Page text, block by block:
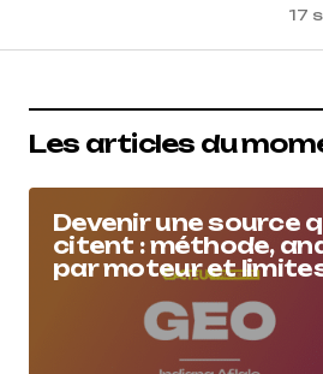
17
Les articles du
Devenir une source
citent : méthode,
par moteur et